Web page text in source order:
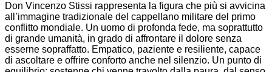
Don Vincenzo Stissi rappresenta la figura che più si avvicina
all’immagine tradizionale del cappellano militare del primo
conflitto mondiale. Un uomo di profonda fede, ma soprattutto
di grande umanità, in grado di affrontare il dolore senza
esserne sopraffatto. Empatico, paziente e resiliente, capace
di ascoltare e offrire conforto anche nel silenzio. Un punto di